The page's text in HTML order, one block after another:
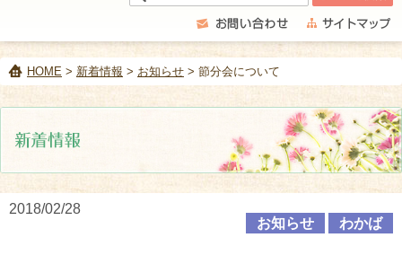
HOME > 新着情報 > お知らせ > 節分会について
2018/02/28
お知らせ
わかば